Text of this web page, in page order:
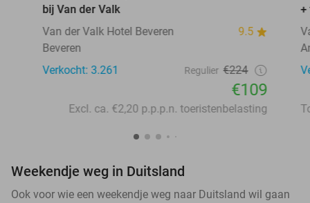
bij Van der Valk
Van der Valk Hotel Beveren
9.5
Beveren
Verkocht: 3.261
Regulier €224
€109
Excl. ca. €2,20 p.p.p.n. toeristenbelasting
+
Weekendje weg in Duitsland
Ook voor wie een weekendje weg naar Duitsland wil gaan